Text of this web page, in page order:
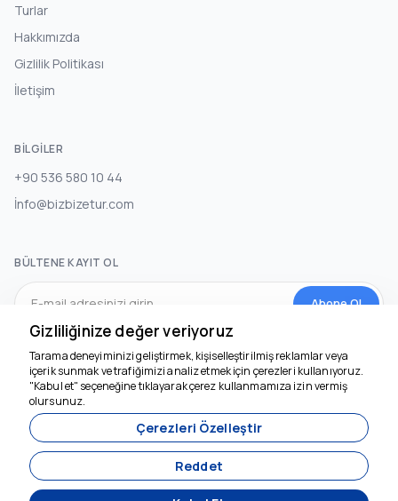
Turlar
Hakkımızda
Gizlilik Politikası
İletişim
BILGILER
+90 536 580 10 44
İnfo@bizbizetur.com
BÜLTENE KAYIT OL
Abone Ol
SOSYAL MEDYA
Gizliliğinize değer veriyoruz
Tarama deneyiminizi geliştirmek, kişiselleştirilmiş reklamlar veya
içerik sunmak ve trafiğimizi analiz etmek için çerezleri kullanıyoruz.
"Kabul et" seçeneğine tıklayarak çerez kullanmamıza izin vermiş
olursunuz.
Çerezleri Özelleştir
Reddet